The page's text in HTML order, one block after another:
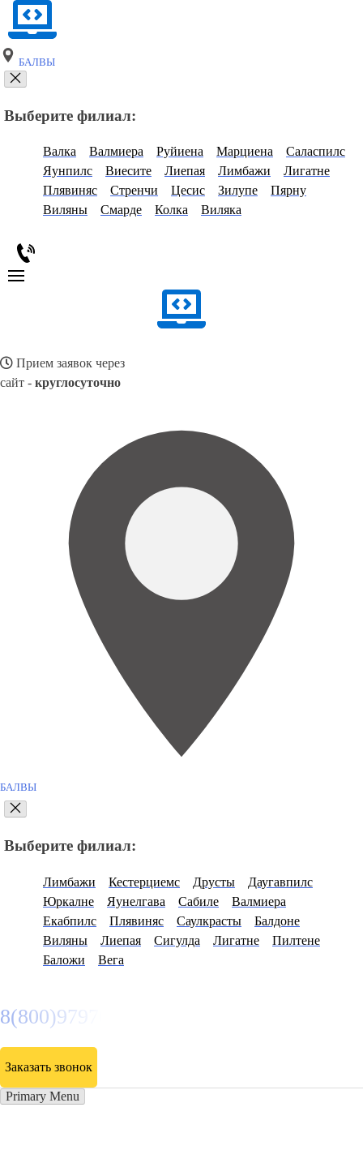
БАЛВЫ
Выберите филиал:
Валка Валмиера Руйиена Марциена
Саласпилс
Яунпилс
Виесите Лиепая Лимбажи
Лигатне
Плявиняс
Стренчи Цесис Зилупе
Пярну
Виляны
Смарде Колка Виляка
Прием заявок через
сайт - круглосуточно
БАЛВЫ
Выберите филиал:
Лимбажи Кестерциемс Друсты
Даугавпилс
Юркалне
Яунелгава Сабиле
Валмиера
Екабпилс
Плявиняс Саулкрасты
Балдоне
Виляны
Лиепая Сигулда Лигатне
Пилтене
Баложи
Вега
8(800)9797043
Заказать звонок
Primary Menu